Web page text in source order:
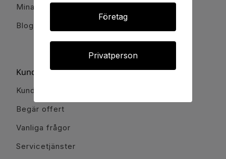
Mina favoriter
Blogg och guider
Kundservice
Kundservice
Begär offert
Vanliga frågor
Servicetjänster
Företag
Privatperson